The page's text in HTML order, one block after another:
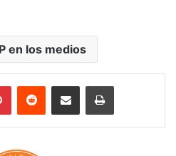
en los medios
PinterestReddit Share via Email Print